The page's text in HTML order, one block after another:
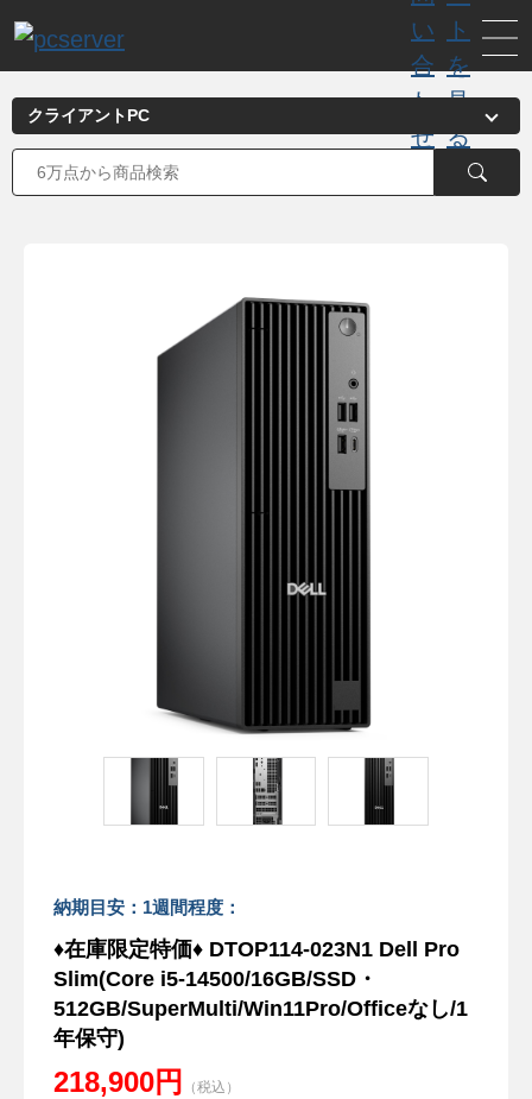
納期目安：1週間程度：
♦在庫限定特価♦ DTOP114-023N1 Dell Pro
Slim(Core i5-14500/16GB/SSD・
512GB/SuperMulti/Win11Pro/Officeなし/1
年保守)
218,900円 （税込）